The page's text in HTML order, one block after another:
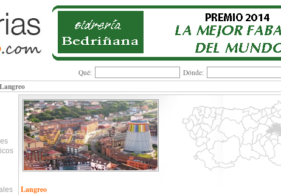
Qué: Dónde:
Langreo
Langreo